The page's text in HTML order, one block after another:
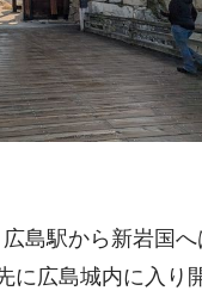
島駅から新岩国
に広島城内に入